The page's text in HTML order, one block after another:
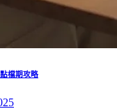
檔期攻略